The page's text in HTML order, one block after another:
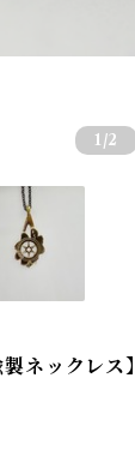
1 /2
ネックレス】